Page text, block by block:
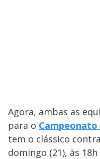
Agora, ambas as
para o
tem o clássico
domingo (21), às